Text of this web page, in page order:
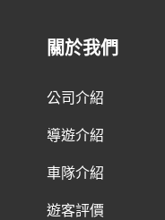
關於我們
公司介紹
導遊介紹
車隊介紹
遊客評價